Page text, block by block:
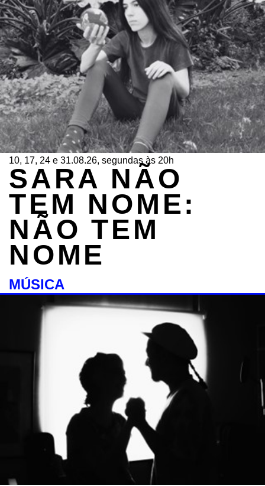
10, 17, 24 e 31.08.26, segundas às 20h
SARA NÃO
TEM NOME:
NÃO TEM
NOME
MÚSICA